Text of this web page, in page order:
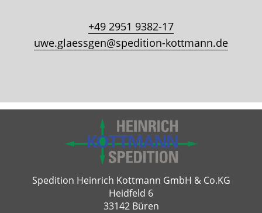
+49 2951 9382-17
uwe.glaessgen@spedition-kottmann.de
Spedition Heinrich Kottmann GmbH & Co.KG
Heidfeld 6
33142 Büren